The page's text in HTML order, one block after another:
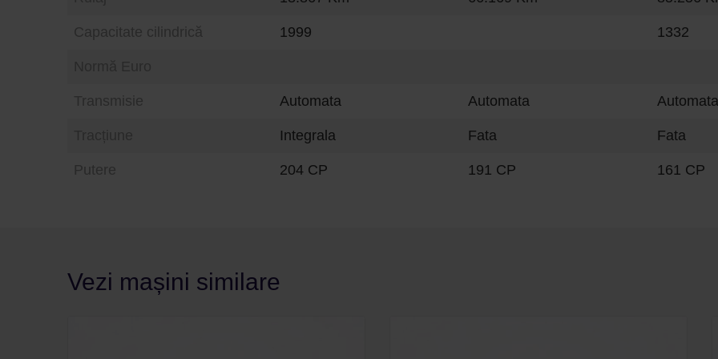
Capacitate cilindrică
Transmisie
Putere
1999
Automata
Integrala
204 CP
Automata
Fata
191 CP
1332
Automata
Fata
161 CP
Vezi mașini similare